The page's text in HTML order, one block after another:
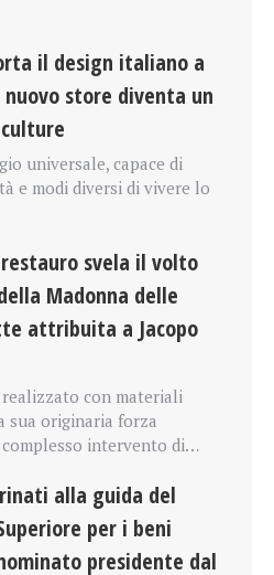
il design italiano a
nuovo store diventa un
universale, capace di
e modi diversi di vivere lo
svela il volto
Madonna delle
attribuita a Jacopo
con materiali
originaria forza
intervento di…
alla guida del
per i beni
presidente dal